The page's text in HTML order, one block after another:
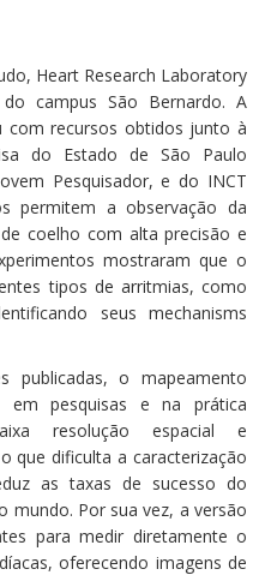
Heart Research Laboratory
campus São Bernardo. A
recursos obtidos junto à
do Estado de São Paulo
Pesquisador, e do INCT
permitem a observação da
coelho com alta precisão e
mostraram que o
tipos de arritmias, como
seus mechanisms
publicadas, o mapeamento
em pesquisas e na prática
resolução espacial e
que dificulta a caracterização
as taxas de sucesso do
Por sua vez, a versão
para medir diretamente o
oferecendo imagens de